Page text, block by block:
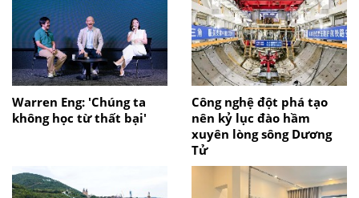
Warren Eng: 'Chúng ta
không học từ thất bại'
Công nghệ đột phá tạo
nên kỷ lục đào hầm
xuyên lòng sông Dương
Tử